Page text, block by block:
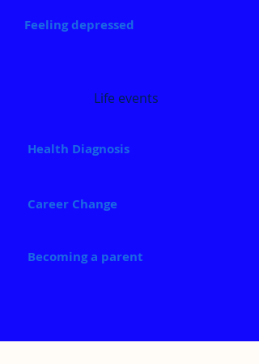
Life events
Feeling depressed
Health Diagnosis
Career Change
Becoming a parent